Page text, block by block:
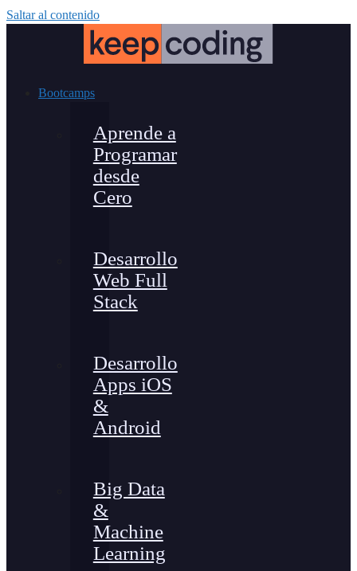
Saltar al contenido
Bootcamps
Aprende a
Programar
desde
Cero
Desarrollo
Web Full
Stack
Desarrollo
Apps iOS
&
Android
Big Data
&
Machine
Learning